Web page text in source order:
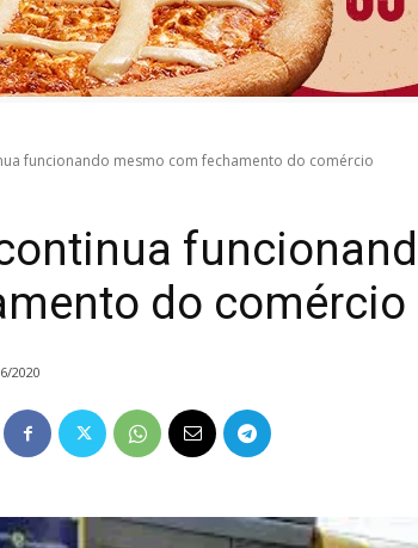
funcionando mesmo com fechamento do comércio
do comércio
2020